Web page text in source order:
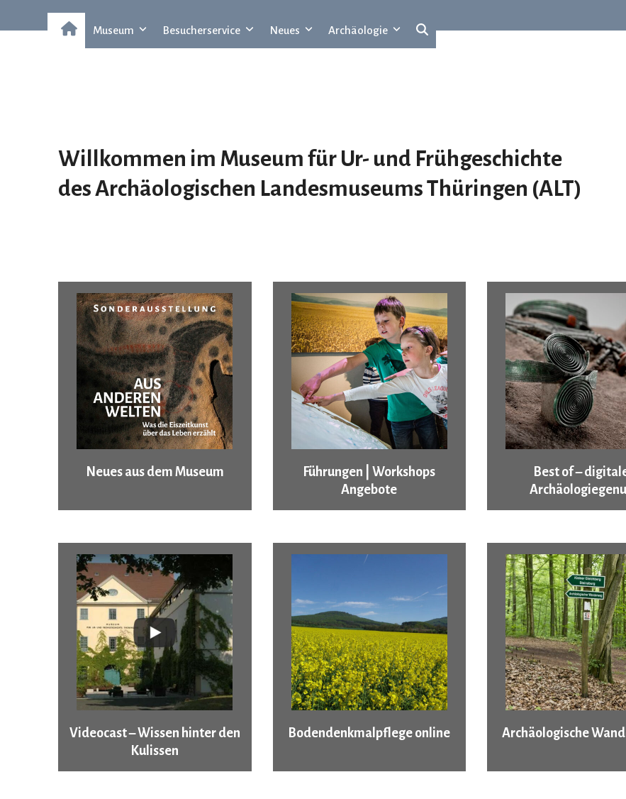
Museum Besucherservice Neues Archäologie
Willkommen im Museum für Ur- und Frühgeschichte
desArchäologischen LandesmuseumsT hüringen (ALT)
Neues aus dem Museum
Führungen | Workshops
Angebote
Best of –
Videocast – Wissen hinter den
Kulissen
Bodendenkmalpflege online Archäologische